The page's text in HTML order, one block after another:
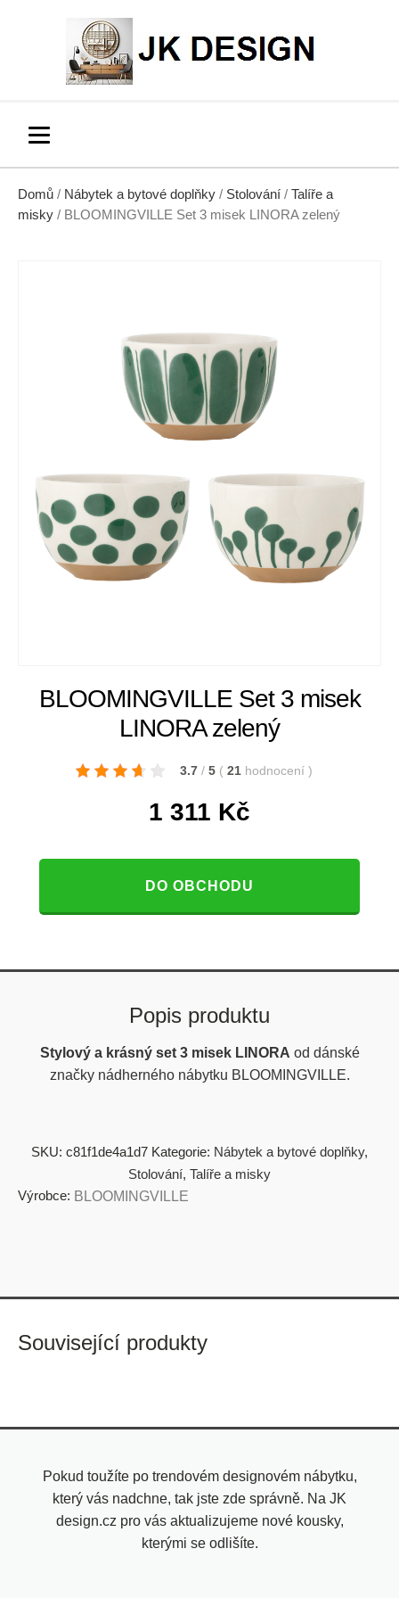
Domů / Nábytek a bytové doplňky / Stolování / Talíře a
misky / BLOOMINGVILLE Set 3 misek LINORA zelený
BLOOMINGVILLE Set 3 misek
LINORA zelený
3.7 / 5 ( 21 hodnocení )
1 311 Kč
DO OBCHODU
Popis produktu
Stylový a krásný set 3 misekLINORA od dánské
značky nádherného nábytku BLOOMINGVILLE.
SKU: c81f1de4a1d7 Kategorie: Nábytek a bytové doplňky,
Stolování, Talíře a misky
Výrobce: BLOOMINGVILLE
Související produkty
Pokud toužíte po trendovém designovém nábytku,
který vás nadchne, tak jste zde správně. Na JK
design.cz pro vás aktualizujeme nové kousky,
kterými se odlišíte.